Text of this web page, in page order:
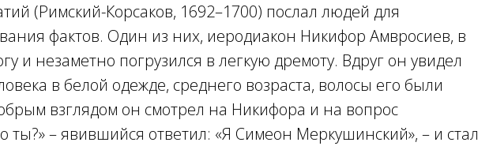
(Римский-Корсаков, 1692–1700) послал людей для
фактов. Один из них, иеродиакон Никифор Амвросиев, в
и незаметно погрузился в легкую дремоту. Вдруг он увидел
в белой одежде, среднего возраста, волосы его были
взглядом он смотрел на Никифора и на вопрос
ты?» – явившийся ответил: «Я Симеон Меркушинский», – и стал